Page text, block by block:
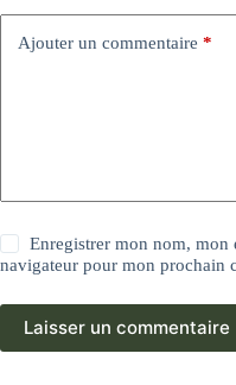
Ajouter un commentaire *
Enregistrer mon nom, mon
navigateur pour mon prochain
Laisser un commentaire